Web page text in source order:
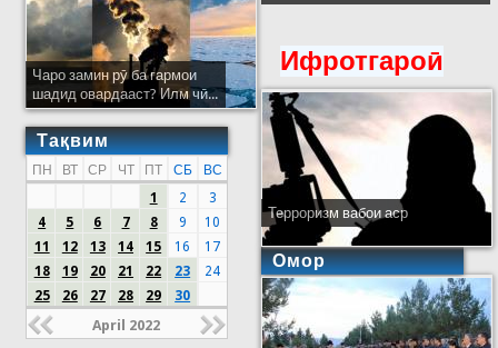
Чаро замин рӯ ба гармои
шадид овардааст? Илм чӣ...
Тақвим
ПН ВТ СР ЧТ ПТ СБ
ВС
1
2
3
4
5 6 7 8 9
10
11
12 13 14 15 16
17
18
19 20 21 22 23
24
25
26 27 28 29 30
April 2022
Ифротгароӣ
Терроризм вабои аср
Омор